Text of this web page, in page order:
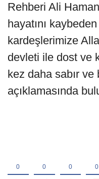
Rehberi Ali
hayatını
kardeşlerimize
devleti ile dost ve
kez daha sabır ve
açıklamasında